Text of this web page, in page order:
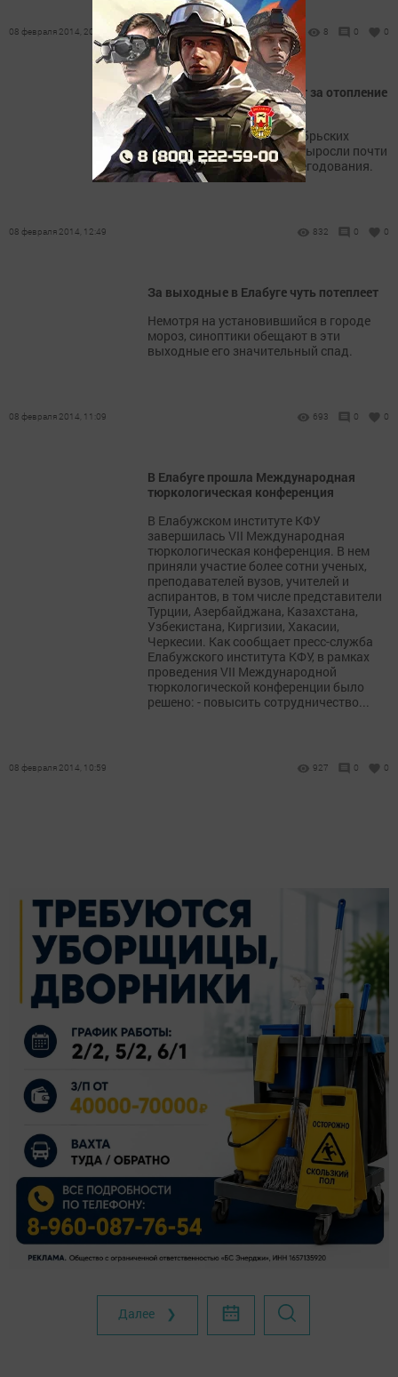
08 февраля 2014, 20:00 8 0 0
О наболевшем: перерасчет за отопление
будет, но не у всех
Счета за отопление в декабрьских
квитанциях за отопление выросли почти
в три раза, вызвав бурю негодования.
08 февраля 2014, 12:49 832 0 0
За выходные в Елабуге чуть потеплеет
Немотря на установившийся в городе
мороз, синоптики обещают в эти
выходные его значительный спад.
08 февраля 2014, 11:09 693 0 0
В Елабуге прошла Международная
тюркологическая конференция
В Елабужском институте КФУ
завершилась VII Международная
тюркологическая конференция. В нем
приняли участие более сотни ученых,
преподавателей вузов, учителей и
аспирантов, в том числе представители
Турции, Азербайджана, Казахстана,
Узбекистана, Киргизии, Хакасии,
Черкесии. Как сообщает пресс-служба
Елабужского института КФУ, в рамках
проведения VII Международной
тюркологической конференции было
решено: - повысить сотрудничество...
08 февраля 2014, 10:59 927 0 0
Далее ❯